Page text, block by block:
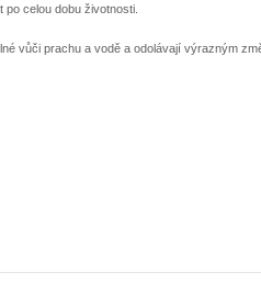
celou dobu životnosti.
vůči prachu a vodě a odolávají výrazným